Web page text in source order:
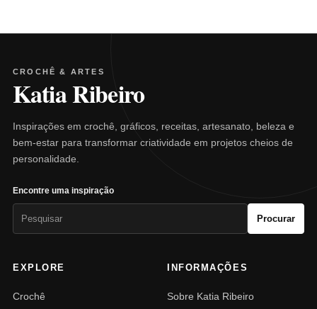
CROCHÊ & ARTES
Katia Ribeiro
Inspirações em crochê, gráficos, receitas, artesanato, beleza e
bem-estar para transformar criatividade em projetos cheios de
personalidade.
Encontre uma inspiração
Procurar
EXPLORE
Crochê
INFORMAÇÕES
Sobre Katia Ribeiro